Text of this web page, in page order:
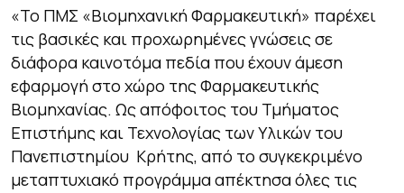
«Το ΠΜΣ «Βιομηχανική Φαρμακευτική» παρέχει
τις βασικές και προχωρημένες γνώσεις σε
διάφορα καινοτόμα πεδία που έχουν άμεση
εφαρμογή στο χώρο της Φαρμακευτικής
Βιομηχανίας. Ως απόφοιτος του Τμήματος
Επιστήμης και Τεχνολογίας των Υλικών του
Πανεπιστημίου Κρήτης, από το συγκεκριμένο
μεταπτυχιακό προγράμμα απέκτησα όλες τις